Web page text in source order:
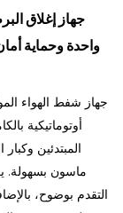
واحدة وحماية
جهاز شفط الهواء
أوتوماتيكية
المبتدئين
ماسون بسهولة.
التقدم بوضوح،